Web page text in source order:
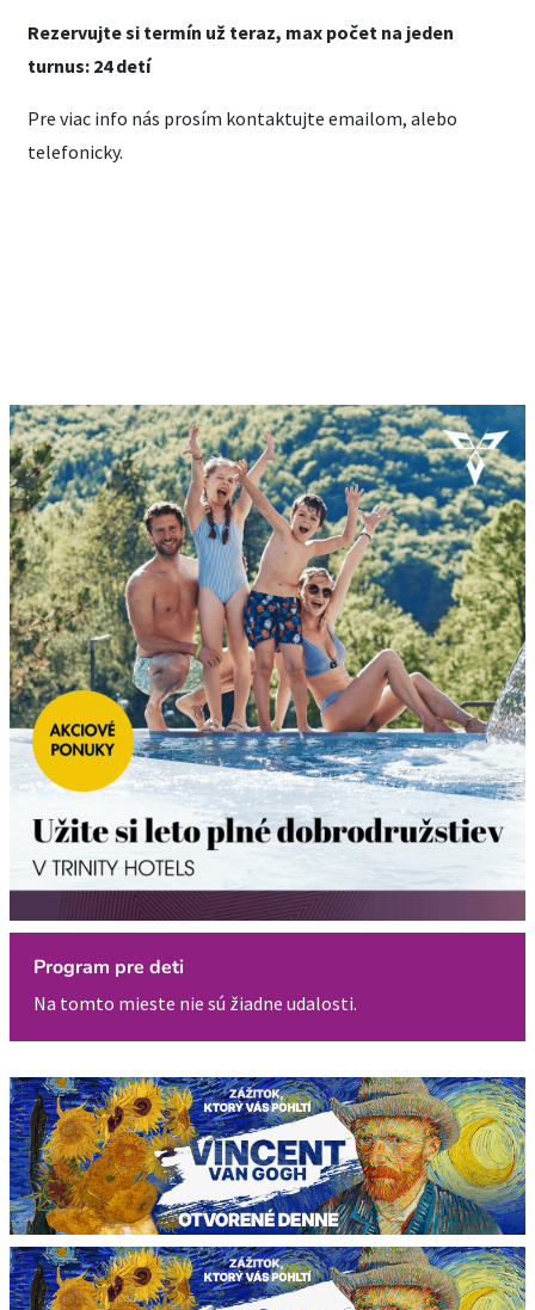
Rezervujte si termín už teraz, max počet na jeden
turnus: 24 detí
Pre viac info nás prosím kontaktujte emailom, alebo
telefonicky.
Program pre deti
Na tomto mieste nie sú žiadne udalosti.